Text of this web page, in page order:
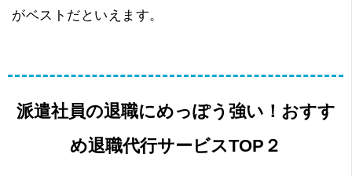
がベストだといえます。
派遣社員の退職にめっぽう強い！おすす
め退職代行サービスTOP２